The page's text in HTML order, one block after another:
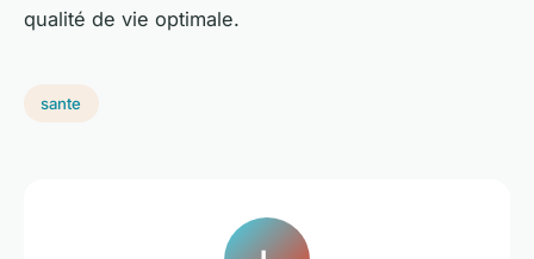
qualité de vie optimale.
sante